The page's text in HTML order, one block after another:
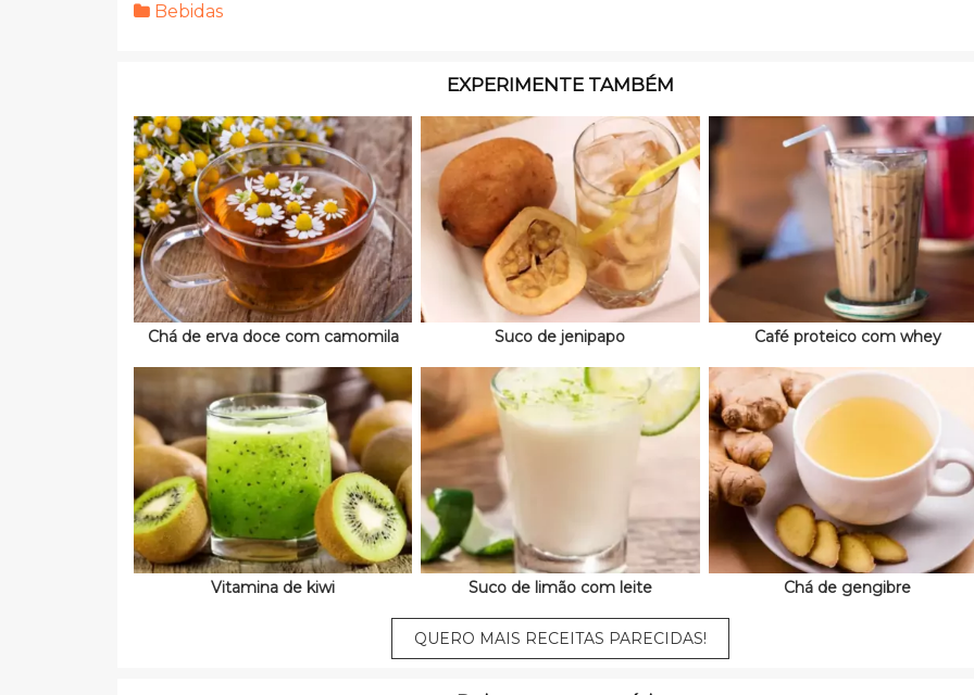
Bebidas
EXPERIMENTE TAMBÉM
Chá de erva doce com camomila Suco de jenipapo Café proteico com whey
Vitamina de kiwi Suco de limão com leite Chá de gengibre
QUERO MAIS RECEITAS PARECIDAS!